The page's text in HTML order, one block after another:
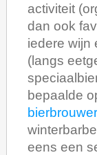
activiteit
dan ook
iedere wijn
(langs
bepaalde
eens een